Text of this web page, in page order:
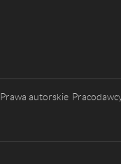
Prawa autorskie